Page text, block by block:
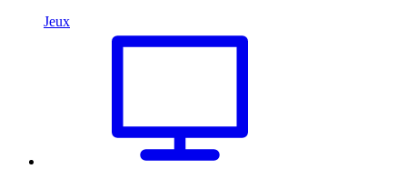
Jeux